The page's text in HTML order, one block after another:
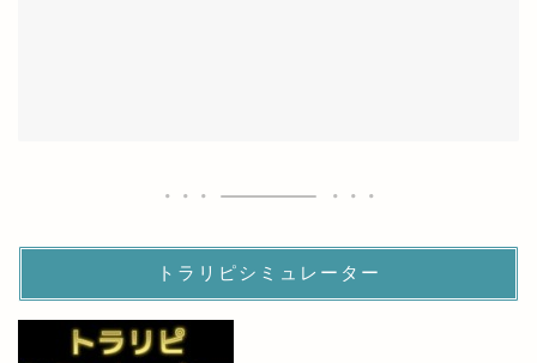
トラリピシミュレーター